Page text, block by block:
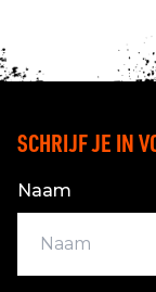
SCHRIJF JE IN
Naam